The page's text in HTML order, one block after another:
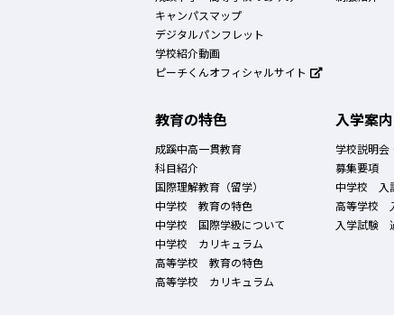
キャンパスマップ
デジタルパンフレット
学校紹介動画
ピーチくんオフィシャルサイト
教育の特色
成蹊中高一貫教育
科目紹介
国際理解教育（留学）
中学校 教育の特色
中学校 国際学級について
中学校 カリキュラム
高等学校 教育の特色
高等学校 カリキュラム
入学案内
学校説明会
募集要項
中学校 入
高等学校
入学試験